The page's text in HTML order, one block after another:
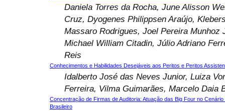
Daniela Torres da Rocha, June Alisson
Cruz, Dyogenes Philippsen Araújo,
Massaro Rodrigues, Joel Pereira Munhoz
Michael William Citadin, Júlio Adriano
Reis
Conhecimentos e Habilidades Desejáveis aos Peritos e Peritos
Idalberto José das Neves Junior, Luiza
Ferreira, Vilma Guimarães, Marcelo Daia
Concentração de Firmas de Auditoria: Atuação das Big Four no
Brasileiro